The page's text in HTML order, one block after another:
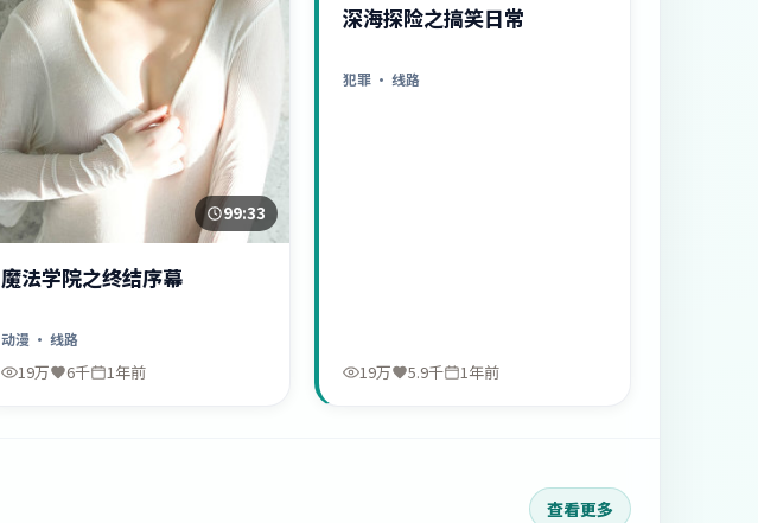
99:33
魔法学院之终结序幕
动漫 · 线路
19万 6千 1年前
深海探险之搞笑日常
犯罪· 线路
19万 5.9千 1年前
查看更多